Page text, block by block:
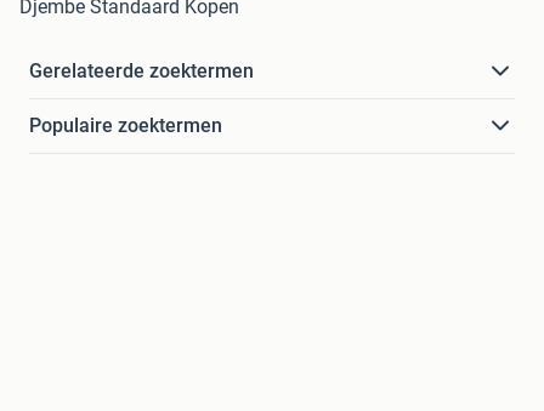
Djembe Standaard Kopen
Gerelateerde zoektermen
Populaire zoektermen